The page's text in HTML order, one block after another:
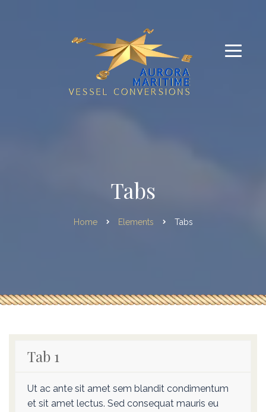
Tabs
Home Elements Tabs
Tab 1
Ut ac ante sit amet sem blandit condimentum
et sit amet lectus. Sed consequat mauris eu